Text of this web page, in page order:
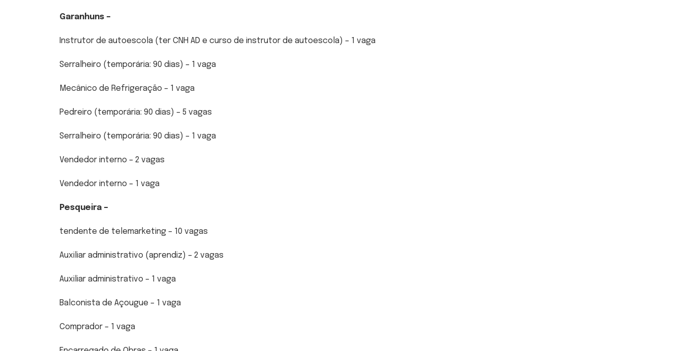
Garanhuns –
Instrutor de autoescola (ter CNH AD e curso de instrutor de autoescola) – 1 vaga
Serralheiro (temporária: 90 dias) – 1 vaga
Mecânico de Refrigeração – 1 vaga
Pedreiro (temporária: 90 dias) – 5 vagas
Serralheiro (temporária: 90 dias) – 1 vaga
Vendedor interno – 2 vagas
Vendedor interno – 1 vaga
Pesqueira –
tendente de telemarketing – 10 vagas
Auxiliar administrativo (aprendiz) – 2 vagas
Auxiliar administrativo – 1 vaga
Balconista de Açougue – 1 vaga
Comprador – 1 vaga